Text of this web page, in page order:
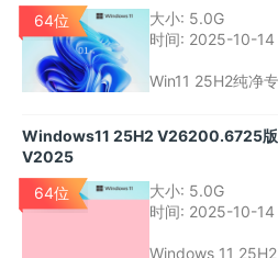
加快速地完成系
带来的各项功能优
64位 大小: 5.0G
时间: 2025-10-14
Win11 25H2纯净
过Ghost镜像安装
新功能和性能优化。
Windows11 25H2 V26200.6725版
V2025
64位
大小: 5.0G
时间: 2025-10-14
Windows 11